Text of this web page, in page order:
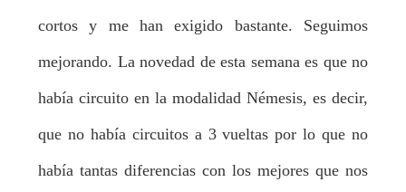
cortos y me han exigido bastante. Seguimos
mejorando. La novedad de esta semana es que no
había circuito en la modalidad Némesis, es decir,
que no había circuitos a 3 vueltas por lo que no
había tantas diferencias con los mejores que nos